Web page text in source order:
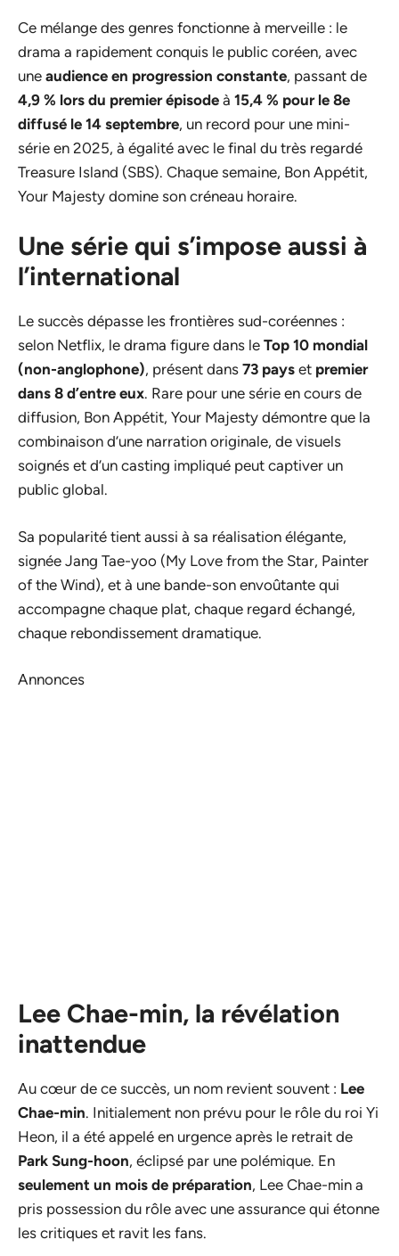
Ce mélange des genres fonctionne à merveille : le
drama a rapidement conquis le public coréen, avec
une audience en progression constante, passant de
4,9 % lors du premier épisode à 15,4 % pour le 8e
diffusé le 14 septembre, un record pour une mini-
série en 2025, à égalité avec le final du très regardé
Treasure Island (SBS). Chaque semaine, Bon Appétit,
Your Majesty domine son créneau horaire.
Une série qui s’impose aussi à
l’international
Le succès dépasse les frontières sud-coréennes :
selon Netflix, le drama figure dans le Top 10 mondial
(non-anglophone), présent dans 73 pays et premier
dans 8 d’entre eux. Rare pour une série en cours de
diffusion, Bon Appétit, Your Majesty démontre que la
combinaison d’une narration originale, de visuels
soignés et d’un casting impliqué peut captiver un
public global.
Sa popularité tient aussi à sa réalisation élégante,
signée Jang Tae-yoo (My Love from the Star, Painter
of the Wind), et à une bande-son envoûtante qui
accompagne chaque plat, chaque regard échangé,
chaque rebondissement dramatique.
Annonces
Lee Chae-min, la révélation
inattendue
Au cœur de ce succès, un nom revient souvent : Lee
Chae-min. Initialement non prévu pour le rôle du roi Yi
Heon, il a été appelé en urgence après le retrait de
Park Sung-hoon, éclipsé par une polémique. En
seulement un mois de préparation, Lee Chae-min a
pris possession du rôle avec une assurance qui étonne
les critiques et ravit les fans.